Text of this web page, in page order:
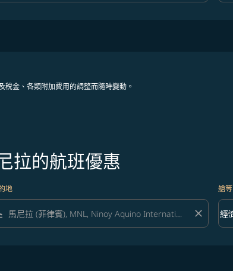
金、各類附加費用的調整而隨時變動。
拉的航班優惠
地
close
艙等
艙
經
keyboard_arrow_down